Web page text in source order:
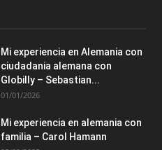
Mi experiencia en Alemania con
ciudadania alemana con
Globilly – Sebastian...
01/01/2026
Mi experiencia en alemania con
familia – Carol Hamann